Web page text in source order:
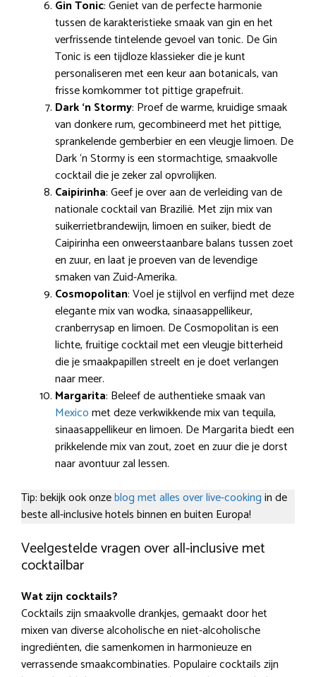
Gin Tonic: Geniet van de perfecte harmonie
tussen de karakteristieke smaak van gin en het
verfrissende tintelende gevoel van tonic. De Gin
Tonic is een tijdloze klassieker die je kunt
personaliseren met een keur aan botanicals, van
frisse komkommer tot pittige grapefruit.
Dark ‘n Stormy: Proef de warme, kruidige smaak
van donkere rum, gecombineerd met het pittige,
sprankelende gemberbier en een vleugje limoen. De
Dark ‘n Stormy is een stormachtige, smaakvolle
cocktail die je zeker zal opvrolijken.
Caipirinha: Geef je over aan de verleiding van de
nationale cocktail van Brazilië. Met zijn mix van
suikerrietbrandewijn, limoen en suiker, biedt de
Caipirinha een onweerstaanbare balans tussen zoet
en zuur, en laat je proeven van de levendige
smaken van Zuid-Amerika.
Cosmopolitan: Voel je stijlvol en verfijnd met deze
elegante mix van wodka, sinaasappellikeur,
cranberrysap en limoen. De Cosmopolitan is een
lichte, fruitige cocktail met een vleugje bitterheid
die je smaakpapillen streelt en je doet verlangen
naar meer.
Margarita: Beleef de authentieke smaak van
Mexicomet deze verkwikkende mix van tequila,
sinaasappellikeur en limoen. De Margarita biedt een
prikkelende mix van zout, zoet en zuur die je dorst
naar avontuur zal lessen.
Tip: bekijk ook onzeblog met alles over live-cookingin de
beste all-inclusive hotels binnen en buiten Europa!
Veelgestelde vragen over all-inclusive met
cocktailbar
Wat zijn cocktails?
Cocktails zijn smaakvolle drankjes, gemaakt door het
mixen van diverse alcoholische en niet-alcoholische
ingrediënten, die samenkomen in harmonieuze en
verrassende smaakcombinaties. Populaire cocktails zijn